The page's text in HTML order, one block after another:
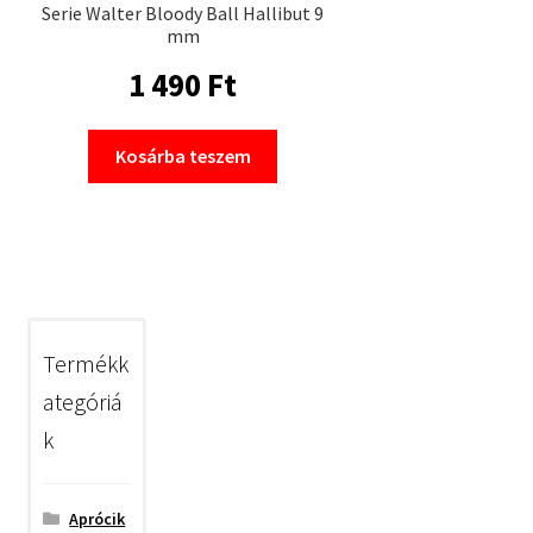
Serie Walter Bloody Ball Hallibut 9
mm
1 490 Ft
Kosárba teszem
Termékk
ategóriá
k
Aprócik